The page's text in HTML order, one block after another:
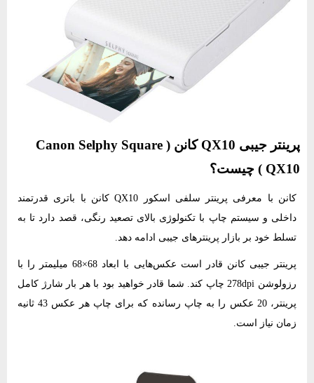
پرینتر جیبی QX10 کانن ( Canon Selphy Square
QX10 ) چیست؟
کانن با معرفی پرینتر سلفی اسکور QX10 کانن با باتری قدرتمند
داخلی و سیستم چاپ با تکنولوژی بالای تصعید رنگی، قصد دارد تا به
تسلط خود بر بازار پرینترهای جیبی ادامه دهد.
پرینتر جیبی کانن قادر است عکس‌هایی با ابعاد 68×68 میلیمتر را با
رزولوشن 278dpi چاپ کند. شما قادر خواهید بود با هر بار شارژ کامل
پرینتر، 20 عکس را به چاپ رسانده که برای چاپ هر عکس 43 ثانیه
زمان نیاز است.